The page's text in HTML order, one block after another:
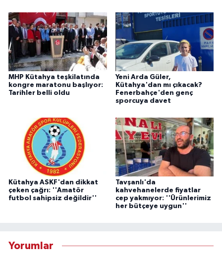
MHP Kütahya teşkilatında
kongre maratonu başlıyor:
Tarihler belli oldu
Yeni Arda Güler,
Kütahya'dan mı çıkacak?
Fenerbahçe'den genç
sporcuya davet
Kütahya ASKF'dan dikkat
çeken çağrı: ''Amatör
futbol sahipsiz değildir''
Tavşanlı'da
kahvehanelerde fiyatlar
cep yakmıyor: ''Ürünlerimiz
her bütçeye uygun''
Yorumlar